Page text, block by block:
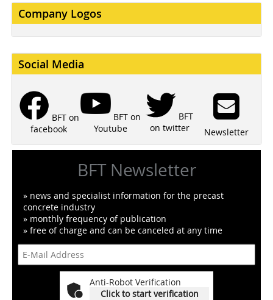
Company Logos
Social Media
BFT on
facebook
BFT on
Youtube
BFT
on twitter
Newsletter
BFT Newsletter
» news and specialist information for the precast
concrete industry
» monthly frequency of publication
» free of charge and can be canceled at any time
Anti-Robot Verification
Click to start verification